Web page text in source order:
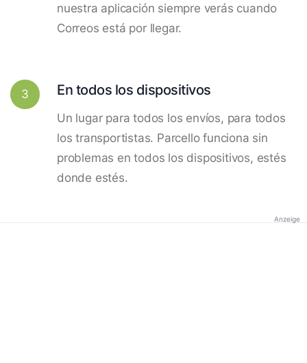
nuestra aplicación siempre verás cuando
Correos está por llegar.
3 En todos los dispositivos
Un lugar para todos los envíos, para todos
los transportistas. Parcello funciona sin
problemas en todos los dispositivos, estés
donde estés.
Anzeige